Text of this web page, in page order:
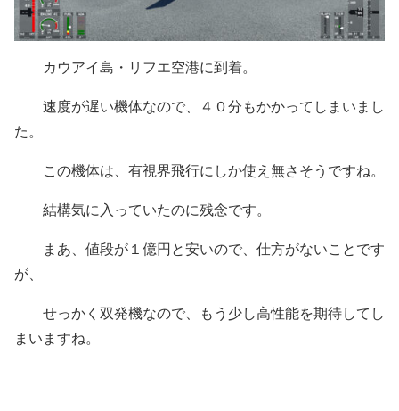
カウアイ島・リフエ空港に到着。
速度が遅い機体なので、４０分もかかってしまいまし
た。
この機体は、有視界飛行にしか使え無さそうですね。
結構気に入っていたのに残念です。
まあ、値段が１億円と安いので、仕方がないことです
が、
せっかく双発機なので、もう少し高性能を期待してし
まいますね。